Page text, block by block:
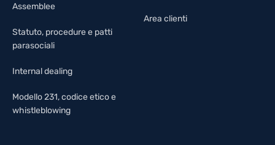
Assemblee
Statuto, procedure e patti
parasociali
Internal dealing
Modello 231, codice etico e
whistleblowing
Area clienti